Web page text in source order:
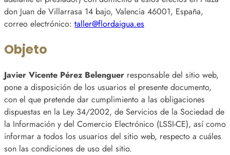
don Juan de Villarrasa 14 bajo, Valencia 46001, España,
correo electrónico: taller@flordaigua.es
Objeto
Javier Vicente Pérez Belenguer responsable del sitio web,
pone a disposición de los usuarios el presente documento,
con el que pretende dar cumplimiento a las obligaciones
dispuestas en la Ley 34/2002, de Servicios de la Sociedad de
la Información y del Comercio Electrónico (LSSI-CE), así como
informar a todos los usuarios del sitio web, respecto a cuáles
son las condiciones de uso del sitio.